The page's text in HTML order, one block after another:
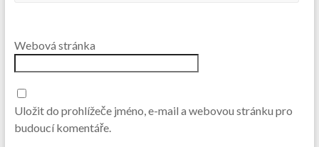
Webová stránka
Uložit do prohlížeče jméno, e-mail a webovou stránku pro
budoucí komentáře.